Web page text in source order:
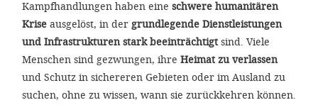
Kampfhandlungen haben eine schwere humanitären
Krise ausgelöst, in der grundlegende Dienstleistungen
und Infrastrukturen stark beeinträchtigtsind. Viele
Menschen sind gezwungen, ihre Heimat zu verlassen
und Schutz in sichereren Gebieten oder im Ausland zu
suchen, ohne zu wissen, wann sie zurückkehren können.